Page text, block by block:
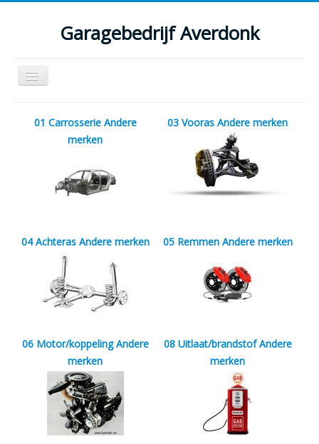
Garagebedrijf Averdonk
Schakelen
navigatie
Klassiekers en restauratie verslagen
Parts
Kenteken gegevens opvragen
Contact
01 Carrosserie Andere
merken
03 Vooras Andere merken
04 Achteras Andere merken 05 Remmen Andere merken
06 Motor/koppeling Andere
merken
08 Uitlaat/brandstof Andere
merken